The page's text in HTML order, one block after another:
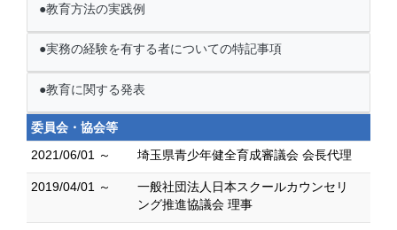
●教育方法の実践例
●実務の経験を有する者についての特記事項
●教育に関する発表
委員会・協会等
2021/06/01 ～
埼玉県青少年健全育成審議会 会長代理
2019/04/01 ～
一般社団法人日本スクールカウンセリ
ング推進協議会 理事